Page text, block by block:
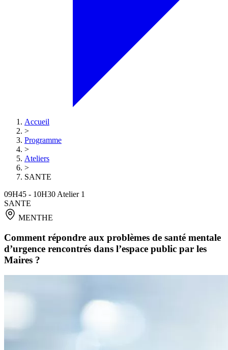
Accueil
>
Programme
>
Ateliers
>
SANTE
09H45 - 10H30 Atelier 1
SANTE
MENTHE
Comment répondre aux problèmes de santé mentale
d’urgence rencontrés dans l’espace public par les
Maires ?